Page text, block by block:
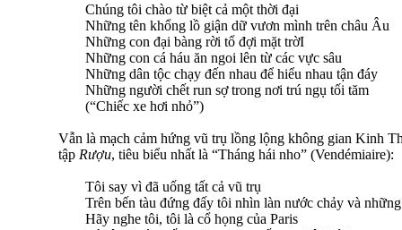
Chúng tôi chào từ biệt cả một thời đại
Những tên khổng lồ giận dữ vươn mình trên châu Âu
Những con đại bàng rời tổ đợi mặt trờI
Những con cá háu ăn ngoi lên từ các vực sâu
Những dân tộc chạy đến nhau để hiểu nhau tận đáy
Những người chết run sợ trong nơi trú ngụ tối tăm
(“Chiếc xe hơi nhỏ”)
Vẫn là mạch cảm hứng vũ trụ lồng lộng không gian Kinh
tập Rượu, tiêu biểu nhất là “Tháng hái nho” (Vendémiaire):
Tôi say vì đã uống tất cả vũ trụ
Trên bến tàu đứng đấy tôi nhìn làn nước chảy và
Hãy nghe tôi, tôi là cổ họng của Paris